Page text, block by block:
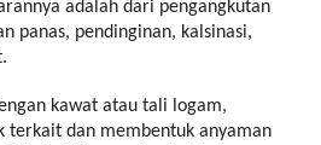
adalah dari pengangkutan
panas, pendinginan, kalsinasi,
kawat atau tali logam,
terkait dan membentuk anyaman